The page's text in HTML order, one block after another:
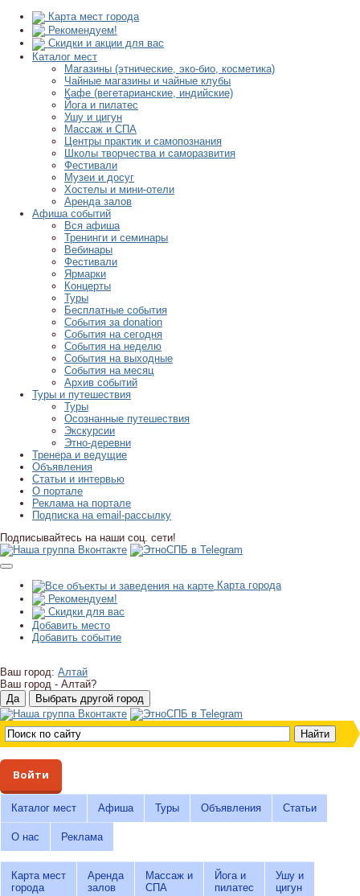
Карта мест города
Рекомендуем!
Скидки и акции для вас
Каталог мест
Магазины (этнические, эко-био, косметика)
Чайные магазины и чайные клубы
Кафе (вегетарианские, индийские)
Йога и пилатес
Ушу и цигун
Массаж и СПА
Центры практик и самопознания
Школы творчества и саморазвития
Фестивали
Музеи и досуг
Хостелы и мини-отели
Аренда залов
Афиша событий
Вся афиша
Тренинги и семинары
Вебинары
Фестивали
Ярмарки
Концерты
Туры
Бесплатные события
События за donation
События на сегодня
События на неделю
События на выходные
События на месяц
Архив событий
Туры и путешествия
Туры
Осознанные путешествия
Экскурсии
Этно-деревни
Тренера и ведущие
Объявления
Статьи и интервью
О портале
Реклама на портале
Подписка на email-рассылку
Подписывайтесь на наши соц. сети!
Карта города
Рекомендуем!
Скидки для вас
Добавить место
Добавить событие
Ваш город: Алтай
Ваш город - Алтай?
Войти
Каталог мест Афиша Туры Объявления Статьи
О нас Реклама
Карта мест
города
Аренда
залов
Массаж и
СПА
Йога и
пилатес
Ушу и
цигун